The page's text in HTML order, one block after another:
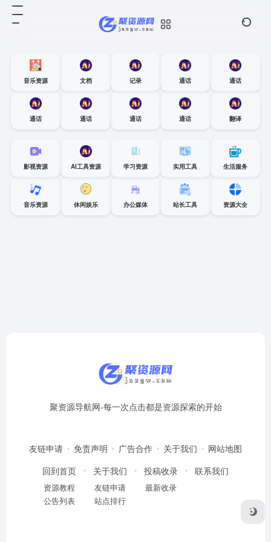
音乐资源 文档 记录 通话 通话
通话 通话 通话 通话 翻译
影视资源 AI工具资源 学习资源 实用工具 生活服务
音乐资源 休闲娱乐 办公媒体 站长工具 资源大全
聚资源导航网-每一次点击都是资源探索的开始
友链申请 免责声明 广告合作 关于我们
网站地图
回到首页
资源教程
公告列表
关于我们
友链申请
站点排行
投稿收录
最新收录
联系我们